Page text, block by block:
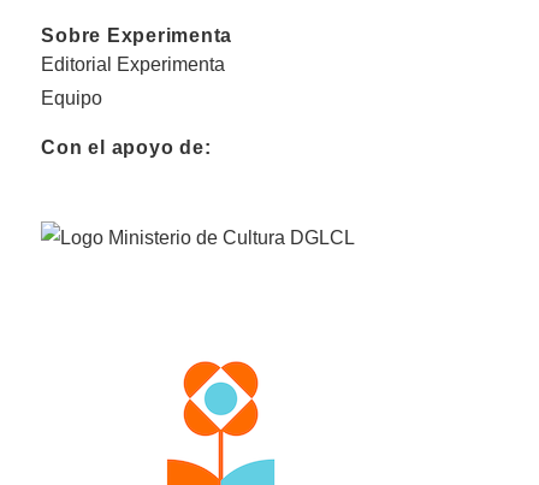
Sobre Experimenta
Editorial Experimenta
Equipo
Con el apoyo de: